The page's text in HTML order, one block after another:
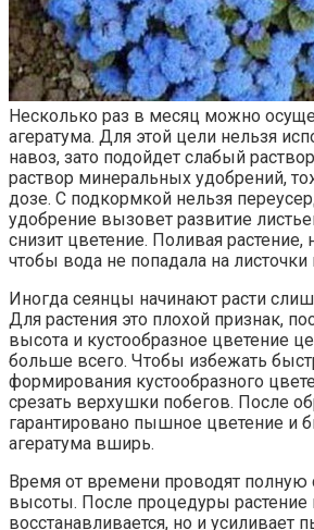
Несколько раз в месяц можно
агератума. Для этой цели нельзя
навоз, зато подойдет слабый
раствор минеральных удобрений,
дозе. С подкормкой нельзя
удобрение вызовет развитие
снизит цветение. Поливая растение,
чтобы вода не попадала на листочки
Иногда сеянцы начинают расти
Для растения это плохой признак,
высота и кустообразное цветение
больше всего. Чтобы избежать
формирования кустообразного
срезать верхушки побегов. После
гарантировано пышное цветение и
агератума вширь.
Время от времени проводят полную
высоты. После процедуры растение
восстанавливается, но и усиливает